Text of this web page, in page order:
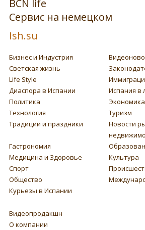
BCN life
Сервис на немецком
Ish.su
Бизнес и Индустрия
Светская жизнь
Life Style
Диаспора в Испании
Испания в
Политика
Экономика
Технология
Туризм
Традиции и праздники
Новости
Гастрономия
Медицина и Здоровье
Культура
Спорт
Общество
Курьезы в Испании
Видеопродакшн
О компании